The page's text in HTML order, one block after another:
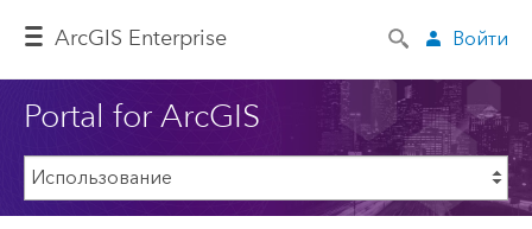
ArcGIS Enterprise Войти
Portal for ArcGIS